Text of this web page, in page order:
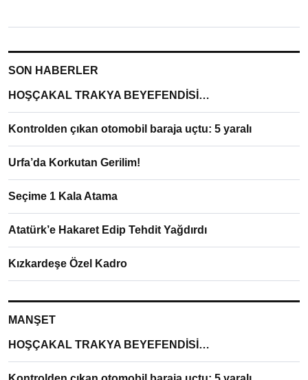
SON HABERLER
HOŞÇAKAL TRAKYA BEYEFENDİSİ…
Kontrolden çıkan otomobil baraja uçtu: 5 yaralı
Urfa’da Korkutan Gerilim!
Seçime 1 Kala Atama
Atatürk’e Hakaret Edip Tehdit Yağdırdı
Kızkardeşe Özel Kadro
MANŞET
HOŞÇAKAL TRAKYA BEYEFENDİSİ…